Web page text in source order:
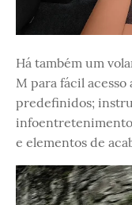
Há também um
M para fácil acesso
predefinidos;
e elementos de